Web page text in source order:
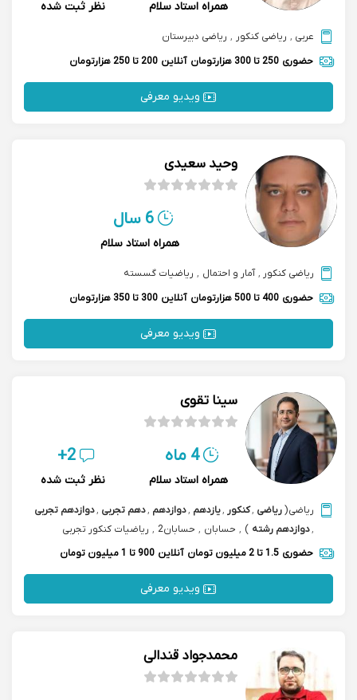
همراه استاد سلام نظر ثبت شده
عربی , ریاضی کنکور , ریاضی دبیرستان
حضوری 250 تا 300 هزارتومان آنلاین 200 تا 250 هزارتومان
ویدیو معرفی
وحید سعیدی
6 سال
همراه استاد سلام
ریاضی کنکور , آمار و احتمال , ریاضیات گسسته
حضوری 400 تا 500 هزارتومان آنلاین 300 تا 350 هزارتومان
ویدیو معرفی
سینا تقوی
4 ماه
همراه استاد سلام
2+
نظر ثبت شده
ریاضی(ریاضی ,کنکور ,یازدهم ,دوازدهم ,دهم تجربی ,دوازدهم تجربی
,دوازدهم رشته )
, حسابان , حسابان2 , ریاضیات کنکور تجربی
حضوری 1.5 تا 2 میلیون تومان آنلاین 900 تا 1 میلیون تومان
ویدیو معرفی
محمدجواد قندالی